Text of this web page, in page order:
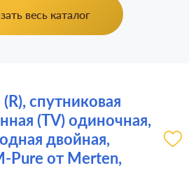
весь каталог
спутниковая
(TV) одиночная,
двойная,
Pure от Merten,